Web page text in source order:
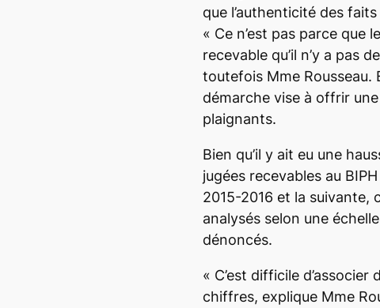
que l’authenticité des
« Ce n’est pas parce que
recevable qu’il n’y a pas
toutefois Mme Rousseau.
démarche vise à offrir
plaignants.
Bien qu’il y ait eu une
jugées recevables au
2015-2016 et la suivante,
analysés selon une
dénoncés.
« C’est difficile
chiffres, explique Mme